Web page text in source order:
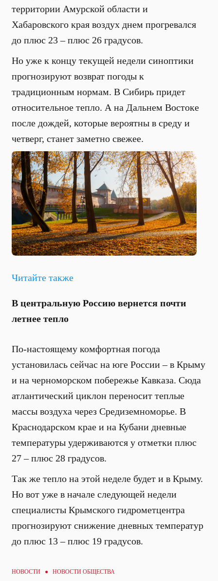
территории Амурской области и
Хабаровского края воздух днем прогревался
до плюс 23 – плюс 26 градусов.
Но уже к концу текущей недели синоптики
прогнозируют возврат погоды к
традиционным нормам. В Сибирь придет
относительное тепло. А на Дальнем Востоке
после дождей, которые вероятны в среду и
четверг, станет заметно свежее.
Читайте также
В центральную Россию вернется почти
летнее тепло
По-настоящему комфортная погода
установилась сейчас на юге России – в Крыму
и на черноморском побережье Кавказа. Сюда
атлантический циклон переносит теплые
массы воздуха через Средиземноморье. В
Краснодарском крае и на Кубани дневные
температуры удерживаются у отметки плюс
27 – плюс 28 градусов.
Так же тепло на этой неделе будет и в Крыму.
Но вот уже в начале следующей недели
специалисты Крымского гидрометцентра
прогнозируют снижение дневных температур
до плюс 13 – плюс 19 градусов.
НОВОСТИ ● НОВОСТИ ОБЩЕСТВА